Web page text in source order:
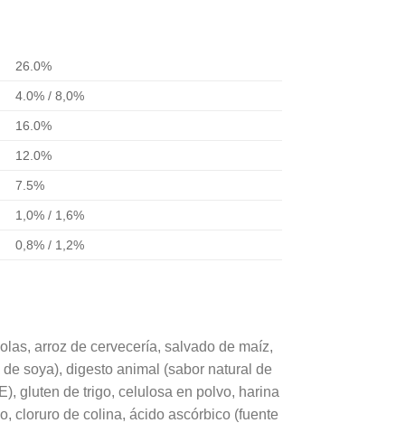
26.0%
4.0% / 8,0%
16.0%
12.0%
7.5%
1,0% / 1,6%
0,8% / 1,2%
arroz de cervecería, salvado de maíz,
soya), digesto animal (sabor natural de
gluten de trigo, celulosa en polvo, harina
cloruro de colina, ácido ascórbico (fuente